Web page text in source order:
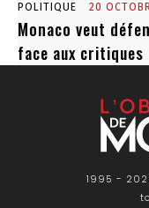
POLITIQUE 20
Monaco veut
face aux critiques
1995 -